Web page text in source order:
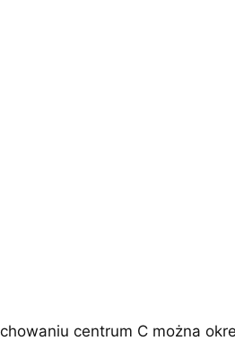
centrum C można